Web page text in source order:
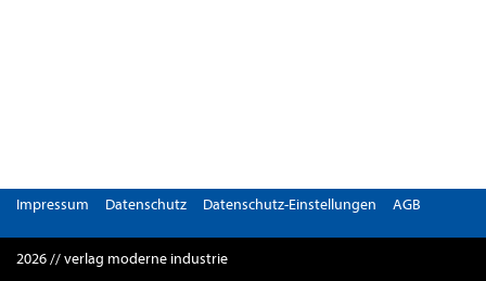
Impressum Datenschutz Datenschutz-Einstellungen AGB
2026 // verlag moderne industrie